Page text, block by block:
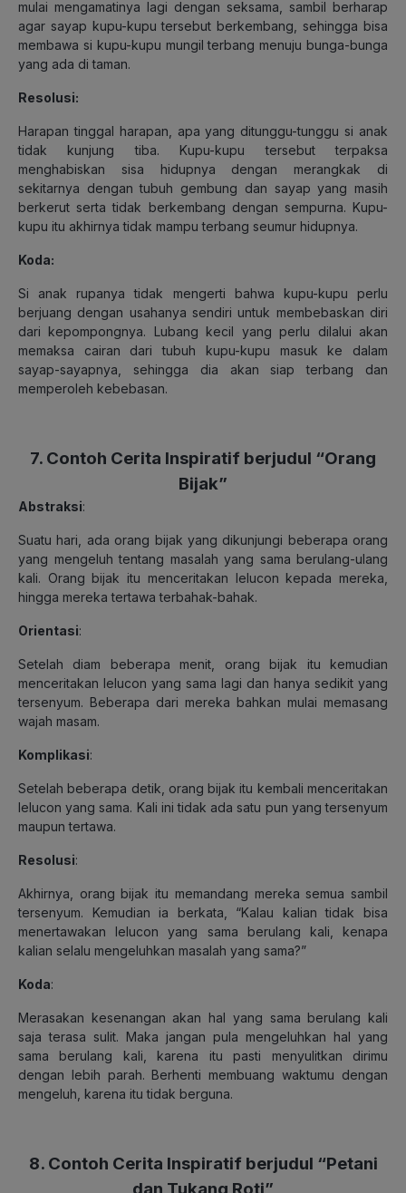
mulai mengamatinya lagi dengan seksama, sambil berharap
agar sayap kupu-kupu tersebut berkembang, sehingga bisa
membawa si kupu-kupu mungil terbang menuju bunga-bunga
yang ada di taman.
Resolusi:
Harapan tinggal harapan, apa yang ditunggu-tunggu si anak
tidak kunjung tiba. Kupu-kupu tersebut terpaksa
menghabiskan sisa hidupnya dengan merangkak di
sekitarnya dengan tubuh gembung dan sayap yang masih
berkerut serta tidak berkembang dengan sempurna. Kupu-
kupu itu akhirnya tidak mampu terbang seumur hidupnya.
Koda:
Si anak rupanya tidak mengerti bahwa kupu-kupu perlu
berjuang dengan usahanya sendiri untuk membebaskan diri
dari kepompongnya. Lubang kecil yang perlu dilalui akan
memaksa cairan dari tubuh kupu-kupu masuk ke dalam
sayap-sayapnya, sehingga dia akan siap terbang dan
memperoleh kebebasan.
7. Contoh Cerita Inspiratif berjudul “Orang
Bijak”
Abstraksi:
Suatu hari, ada orang bijak yang dikunjungi beberapa orang
yang mengeluh tentang masalah yang sama berulang-ulang
kali. Orang bijak itu menceritakan lelucon kepada mereka,
hingga mereka tertawa terbahak-bahak.
Orientasi:
Setelah diam beberapa menit, orang bijak itu kemudian
menceritakan lelucon yang sama lagi dan hanya sedikit yang
tersenyum. Beberapa dari mereka bahkan mulai memasang
wajah masam.
Komplikasi:
Setelah beberapa detik, orang bijak itu kembali menceritakan
lelucon yang sama. Kali ini tidak ada satu pun yang tersenyum
maupun tertawa.
Resolusi:
Akhirnya, orang bijak itu memandang mereka semua sambil
tersenyum. Kemudian ia berkata, “Kalau kalian tidak bisa
menertawakan lelucon yang sama berulang kali, kenapa
kalian selalu mengeluhkan masalah yang sama?”
Koda:
Merasakan kesenangan akan hal yang sama berulang kali
saja terasa sulit. Maka jangan pula mengeluhkan hal yang
sama berulang kali, karena itu pasti menyulitkan dirimu
dengan lebih parah. Berhenti membuang waktumu dengan
mengeluh, karena itu tidak berguna.
8. Contoh Cerita Inspiratif berjudul “Petani
dan Tukang Roti”